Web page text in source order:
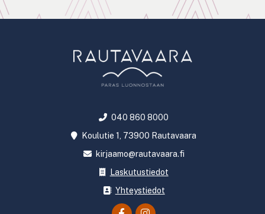
040 860 8000
Koulutie 1, 73900 Rautavaara
kirjaamo@rautavaara.fi
Laskutustiedot
Yhteystiedot